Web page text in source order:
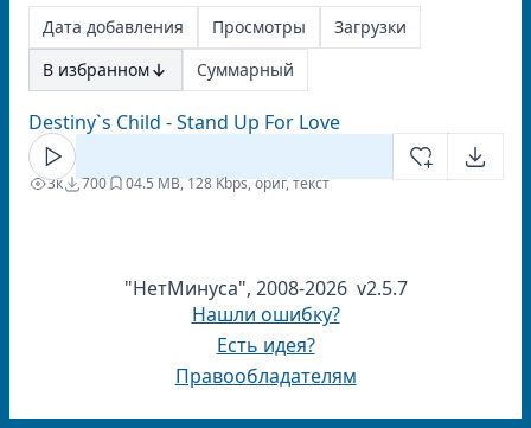
Дата добавления Просмотры
Загрузки
В избранном
Суммарный
Destiny`s Child - Stand Up For Love
3к 700 04.5 MB, 128 Kbps, ориг, текст
"НетМинуса", 2008-2026 v2.5.7
Нашли ошибку?
Есть идея?
Правообладателям